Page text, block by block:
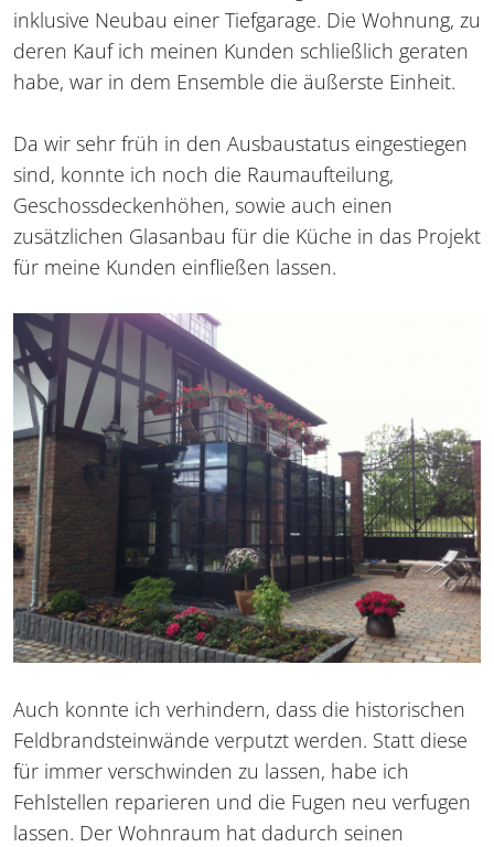
inklusive Neubau einer Tiefgarage. Die Wohnung, zu
deren Kauf ich meinen Kunden schließlich geraten
habe, war in dem Ensemble die äußerste Einheit.
Da wir sehr früh in den Ausbaustatus eingestiegen
sind, konnte ich noch die Raumaufteilung,
Geschossdeckenhöhen, sowie auch einen
zusätzlichen Glasanbau für die Küche in das Projekt
für meine Kunden einfließen lassen.
Auch konnte ich verhindern, dass die historischen
Feldbrandsteinwände verputzt werden. Statt diese
für immer verschwinden zu lassen, habe ich
Fehlstellen reparieren und die Fugen neu verfugen
lassen. Der Wohnraum hat dadurch seinen